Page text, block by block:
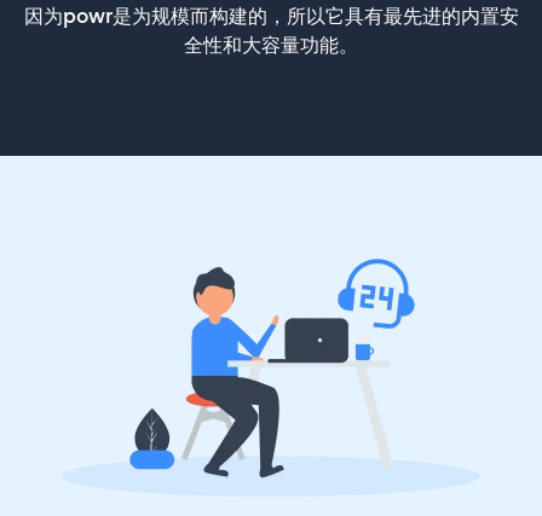
因为powr是为规模而构建的，所以它具有最先进的内置安
全性和大容量功能。